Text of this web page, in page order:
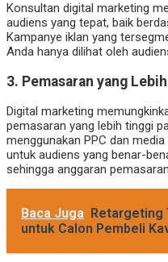
Konsultan digital marketing
audiens yang tepat, baik
Kampanye iklan yang
Anda hanya dilihat oleh
3. Pemasaran yang
Digital marketing
pemasaran yang lebih tinggi
menggunakan PPC dan
untuk audiens yang benar-
sehingga anggaran
Baca Juga Retargeting
untuk Calon Pembeli